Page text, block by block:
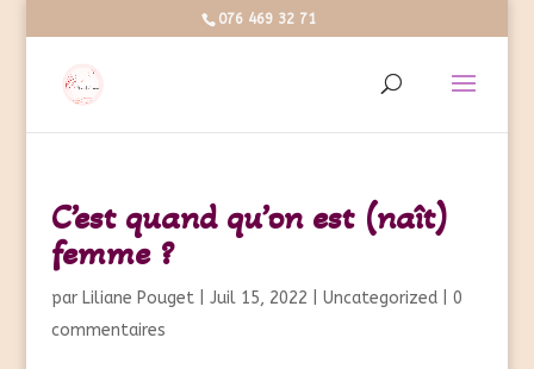
076 469 32 71
C’est quand qu’on est (naît)
femme ?
par Liliane Pouget| Juil 15, 2022 Uncategorized| 0
commentaires